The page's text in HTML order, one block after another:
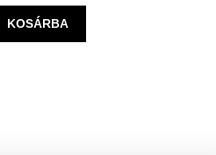
KOSÁRBA